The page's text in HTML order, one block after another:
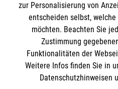
Malteserorden
Sharepoint
Spendenkonto
Empfänger: Malteser
Bank: Pax-Bank für
IBAN:
So finden Sie uns
zur Personalisierung von
entscheiden selbst,
möchten. Beachten Sie
Zustimmung
Funktionalitäten der
Weitere Infos finden Sie in
Datenschutzhinweisen